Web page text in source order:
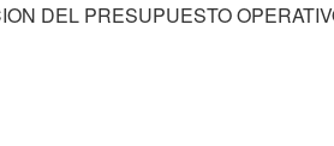
DEL PRESUPUESTO